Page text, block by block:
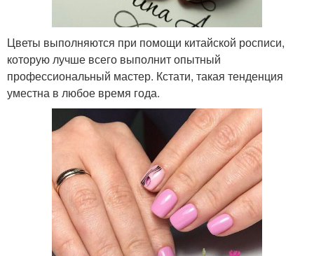
Цветы выполняются при помощи китайской росписи,
которую лучше всего выполнит опытный
профессиональный мастер. Кстати, такая тенденция
уместна в любое время года.